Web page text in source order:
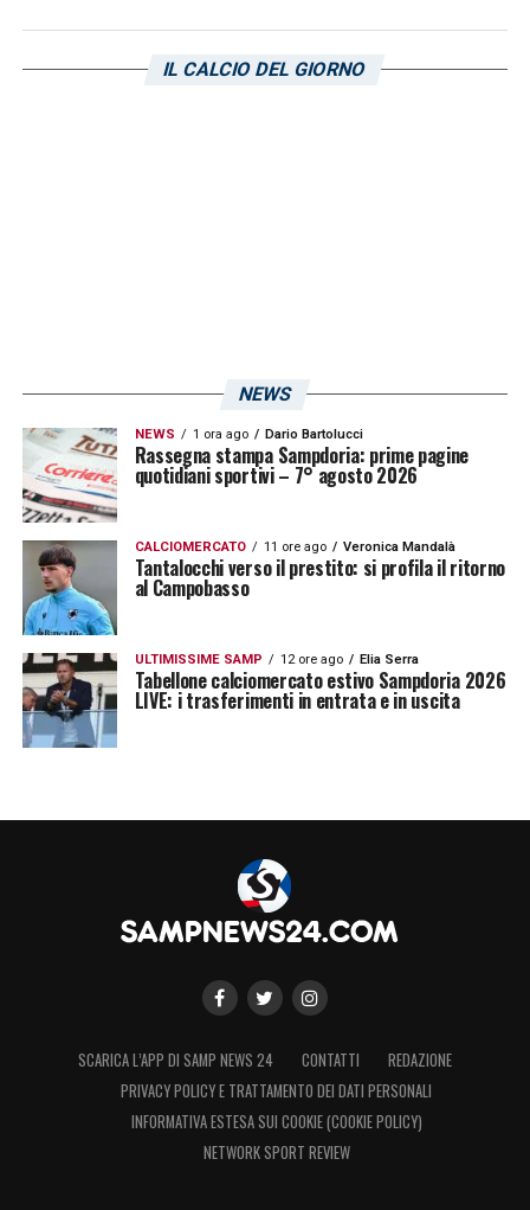
DUELLO TRA TUTINO E BERARDI
sulla testa».
LA PLAYLIST DELLE NOSTRE TOP NEWS
IL CALCIO DEL GIORNO
NEWS
NEWS 1 ora ago Dario Bartolucci
Rassegna stampa Sampdoria: prime pagine
quotidiani sportivi – 7° agosto 2026
CALCIOMERCATO 11 ore ago Veronica Mandalà
Tantalocchi verso il prestito: si profila il ritorno
al Campobasso
ULTIMISSIME SAMP 12 ore ago Elia Serra
Tabellone calciomercato estivo Sampdoria 2026
LIVE: i trasferimenti in entrata e in uscita
SCARICA L’APP DI SAMP NEWS 24 CONTATTI
REDAZIONE
PRIVACY POLICY E TRATTAMENTO DEI DATI PERSONALI
INFORMATIVA ESTESA SUI COOKIE (COOKIE POLICY)
NETWORK SPORT REVIEW